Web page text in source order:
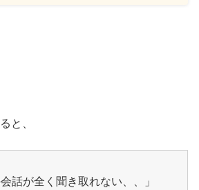
と、
話が全く聞き取れない、、」